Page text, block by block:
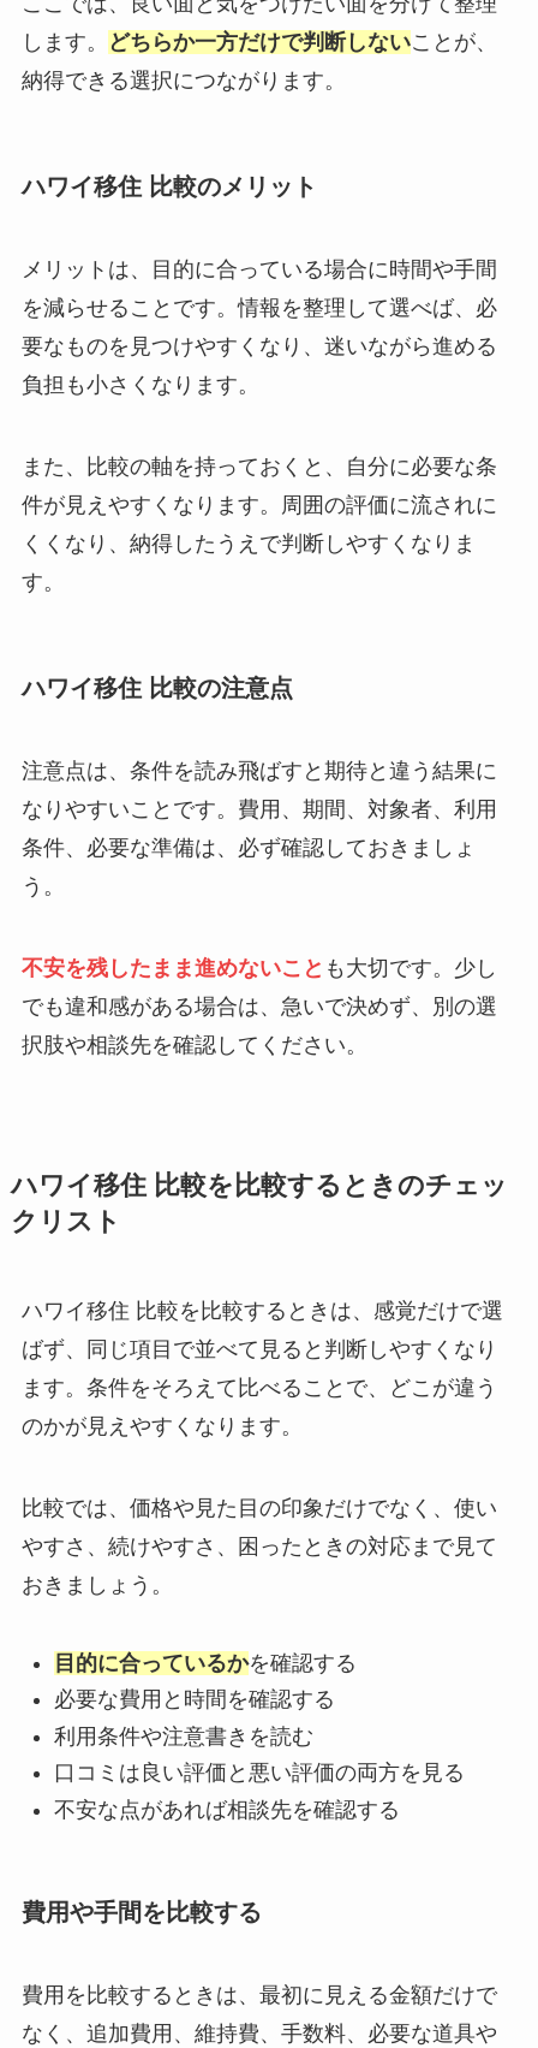
します。
どちらか一方だけで判断しないことが、
納得できる選択につながります。
ハワイ移住 比較のメリット
メリットは、目的に合っている場合に時間や手間
を減らせることです。情報を整理して選べば、必
要なものを見つけやすくなり、迷いながら進める
負担も小さくなります。
また、比較の軸を持っておくと、自分に必要な条
件が見えやすくなります。周囲の評価に流されに
くくなり、納得したうえで判断しやすくなりま
す。
ハワイ移住 比較の注意点
注意点は、条件を読み飛ばすと期待と違う結果に
なりやすいことです。費用、期間、対象者、利用
条件、必要な準備は、必ず確認しておきましょ
う。
不安を残したまま進めないこと も大切です。少し
でも違和感がある場合は、急いで決めず、別の選
択肢や相談先を確認してください。
ハワイ移住 比較を比較するときのチェッ
クリスト
ハワイ移住 比較を比較するときは、感覚だけで選
ばず、同じ項目で並べて見ると判断しやすくなり
ます。条件をそろえて比べることで、どこが違う
のかが見えやすくなります。
比較では、価格や見た目の印象だけでなく、使い
やすさ、続けやすさ、困ったときの対応まで見て
おきましょう。
目的に合っているかを確認する
必要な費用と時間を確認する
利用条件や注意書きを読む
口コミは良い評価と悪い評価の両方を見る
不安な点があれば相談先を確認する
費用や手間を比較する
費用を比較するときは、最初に見える金額だけで
なく、追加費用、維持費、手数料、必要な道具や